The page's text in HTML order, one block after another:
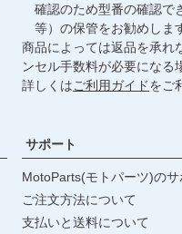
確認のため型番の確認で
等）の保管をお勧めしま
商品によっては返品を承れ
ンセル手数料が必要になる
詳しくはご利用ガイドをご
サポート
MotoParts(モトパーツ)のサ
ご注文方法について
支払いと送料について